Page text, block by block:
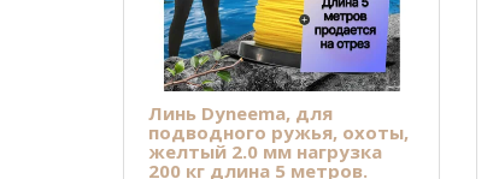
Линь Dyneema, для
подводного ружья, охоты,
желтый 2.0 мм нагрузка
200 кг длина 5 метров.